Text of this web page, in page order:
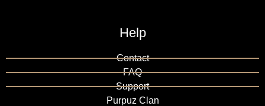
Help
Contact
FAQ
Support
Purpuz Clan